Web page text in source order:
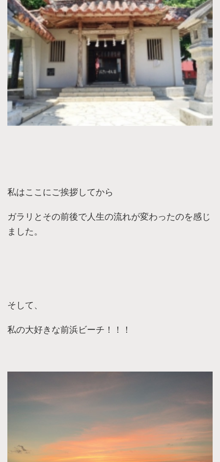
私はここにご挨拶してから
ガラリとその前後で人生の流れが変わったのを感じ
ました。
そして、
私の大好きな前浜ビーチ！！！